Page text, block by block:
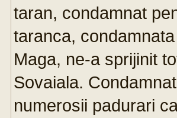
taran, condamnat
taranca,
Maga, ne-a sprijinit
Sovaiala.
numerosii padurari